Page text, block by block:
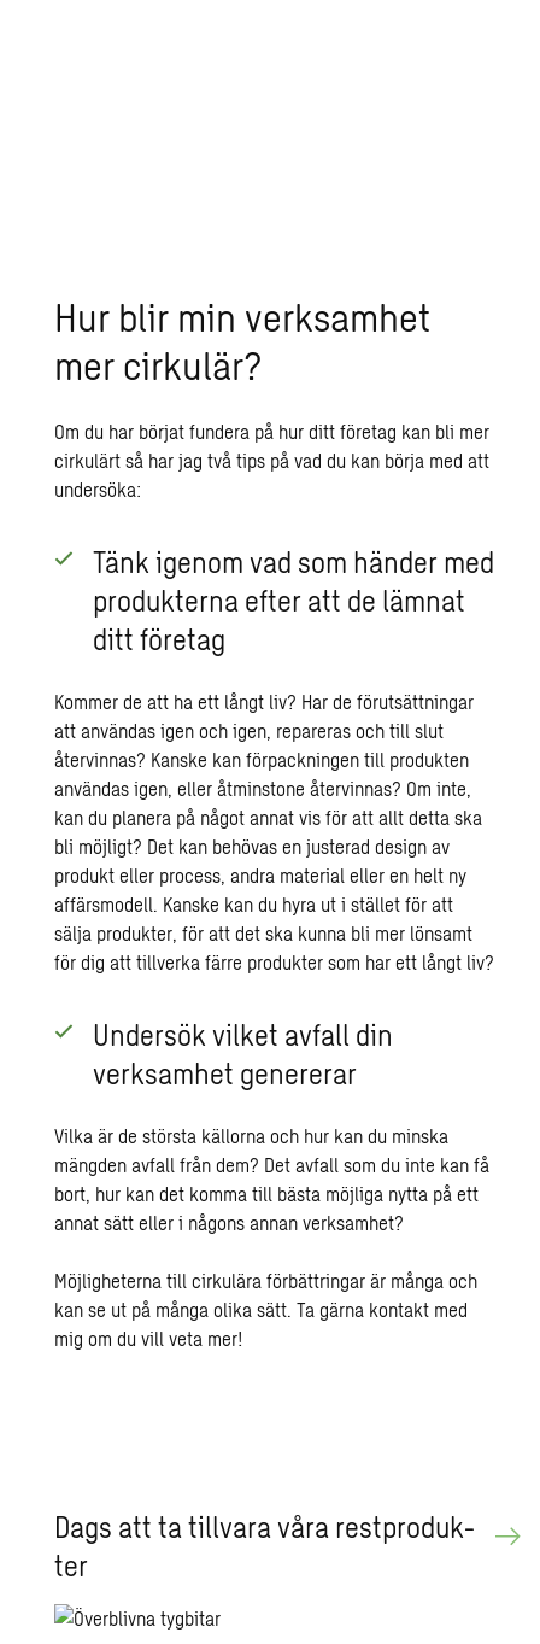
Hur blir min verksamhet
mer cirkulär?
Om du har börjat fundera på hur ditt företag kan bli mer
cirkulärt så har jag två tips på vad du kan börja med att
undersöka:
Tänk igenom vad som händer med
produkterna efter att de lämnat
ditt företag
Kommer de att ha ett långt liv? Har de förutsättningar
att användas igen och igen, repareras och till slut
återvinnas? Kanske kan förpackningen till produkten
användas igen, eller åtminstone återvinnas? Om inte,
kan du planera på något annat vis för att allt detta ska
bli möjligt? Det kan behövas en justerad design av
produkt eller process, andra material eller en helt ny
affärsmodell. Kanske kan du hyra ut i stället för att
sälja produkter, för att det ska kunna bli mer lönsamt
för dig att tillverka färre produkter som har ett långt liv?
Undersök vilket avfall din
verksamhet genererar
Vilka är de största källorna och hur kan du minska
mängden avfall från dem? Det avfall som du inte kan få
bort, hur kan det komma till bästa möjliga nytta på ett
annat sätt eller i någons annan verksamhet?
Möjligheterna till cirkulära förbättringar är många och
kan se ut på många olika sätt. Ta gärna kontakt med
mig om du vill veta mer!
Dags att ta till­va­ra våra rest­pro­duk­
ter